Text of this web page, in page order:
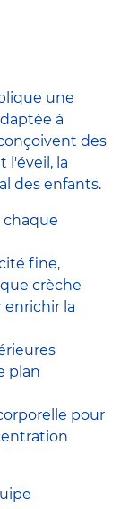
une
à
des
l'éveil, la
des enfants.
chaque
fine,
crèche
enrichir la
plan
pour